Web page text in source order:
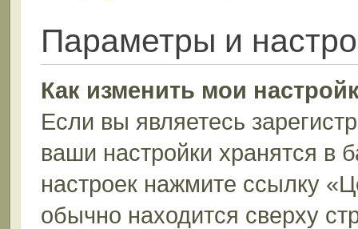
Параметры и
Как изменить мои
Если вы являетесь
ваши настройки хранятся в
настроек нажмите ссылку
обычно находится сверху